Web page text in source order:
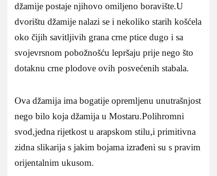
džamije postaje njihovo omiljeno boravište.U
dvorištu džamije nalazi se i nekoliko starih košćela
oko čijih savitljivih grana crne ptice dugo i sa
svojevrsnom pobožnošću lepršaju prije nego što
dotaknu crne plodove ovih posvećenih stabala.
Ova džamija ima bogatije opremljenu unutrašnjost
nego bilo koja džamija u Mostaru.Polihromni
svod,jedna rijetkost u arapskom stilu,i primitivna
zidna slikarija s jakim bojama izrađeni su s pravim
orijentalnim ukusom.